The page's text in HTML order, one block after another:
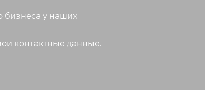
бизнеса у наших
контактные данные.